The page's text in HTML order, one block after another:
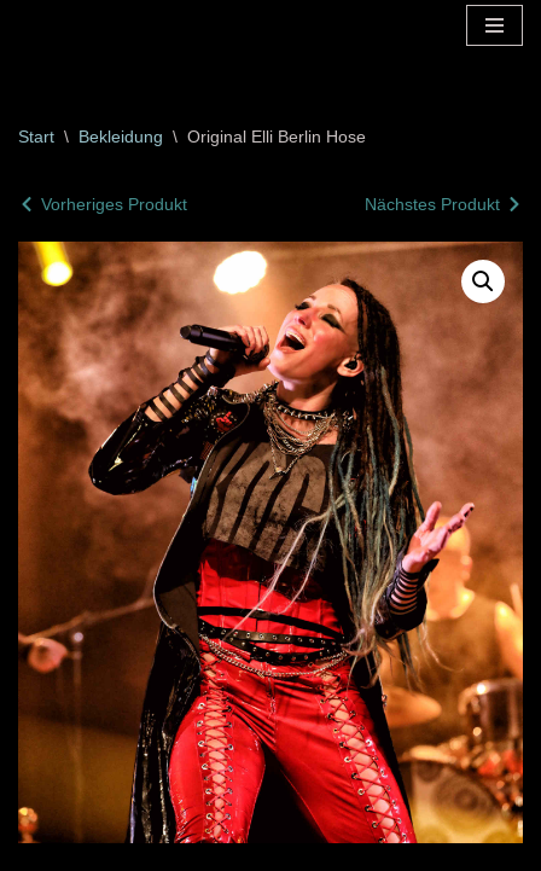
Start \ Bekleidung \ Original Elli Berlin Hose
Vorheriges Produkt Nächstes Produkt